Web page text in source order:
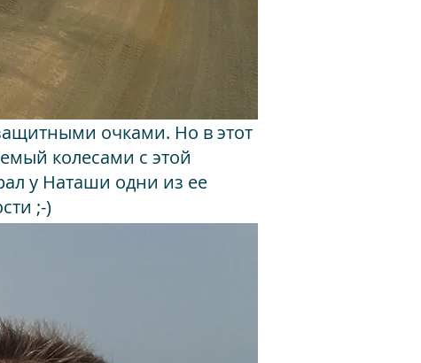
очками. Но в этот
колесами с этой
у Наташи одни из ее
;-)